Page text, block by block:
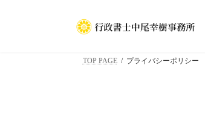
TOP PAGE プライバシーポリシー